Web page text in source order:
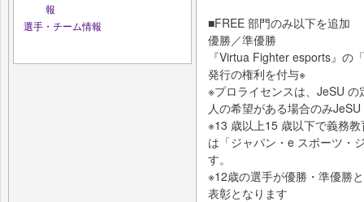
報
選手・チーム情報
■FREE 部門のみ以下を追加
優勝／準優勝
『Virtua Fighter esports』の
発行の権利を付与※
※プロライセンスは、JeSU
人の希望がある場合のみ
※13 歳以上15 歳以下で義務
は「ジャパン・e スポーツ・
す。
※12歳の選手が優勝・準優勝
表彰となります